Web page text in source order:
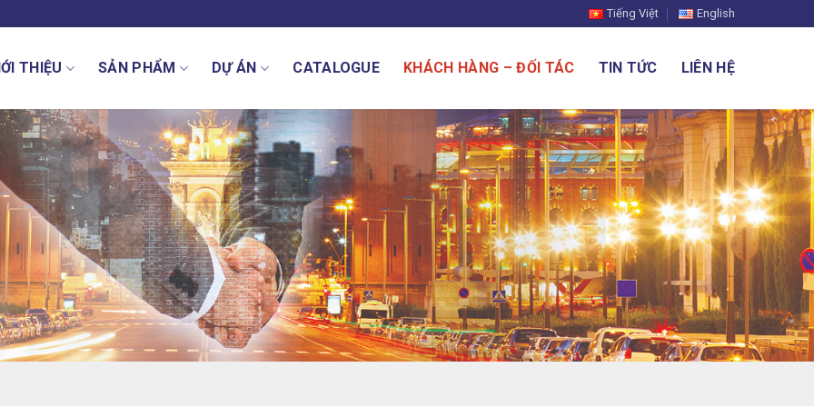
Tiếng Việt English
THIỆU SẢN PHẨM DỰ ÁN CATALOGUE KHÁCH HÀNG – ĐỐI TÁC TIN TỨC LIÊN HỆ